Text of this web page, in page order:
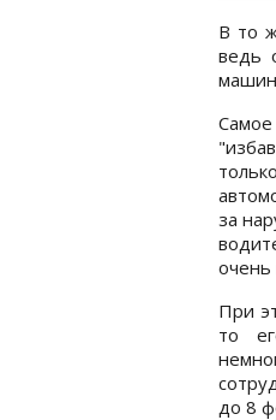
В то
ведь
за
очень
При
то
до 8